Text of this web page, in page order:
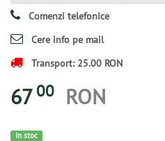
Comenzi telefonice
Cere info pe mail
Transport: 25.00 RON
67 00 RON
In stoc